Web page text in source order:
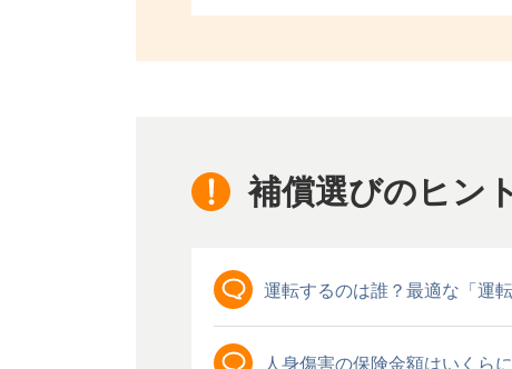
補償選びのヒン
運転するのは誰？最適な「運
人身傷害の保険金額はいくら